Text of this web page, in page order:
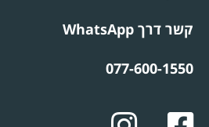
קשר דרך WhatsApp
077-600-1550